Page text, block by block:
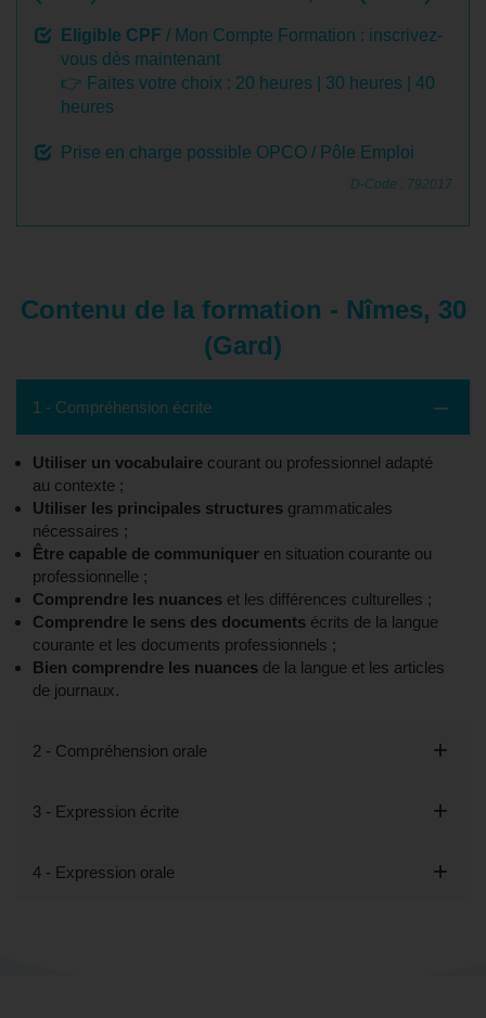
Eligible CPF / Mon Compte Formation : inscrivez-
vous dès maintenant
👉 Faites votre choix : 20 heures 30 heures
40
heures
Prise en charge possible OPCO / Pôle Emploi
D-Code : 792017
Contenu de la formation - Nîmes, 30
(Gard)
1 - Compréhension écrite
Utiliser un vocabulaire courant ou professionnel adapté
au contexte ;
Utiliser les principales structures grammaticales
nécessaires ;
Être capable de communiquer en situation courante ou
professionnelle ;
Comprendre les nuances et les différences culturelles ;
Comprendre le sens des documents écrits de la langue
courante et les documents professionnels ;
Bien comprendre les nuances de la langue et les articles
de journaux.
2 - Compréhension orale
3 - Expression écrite
4 - Expression orale